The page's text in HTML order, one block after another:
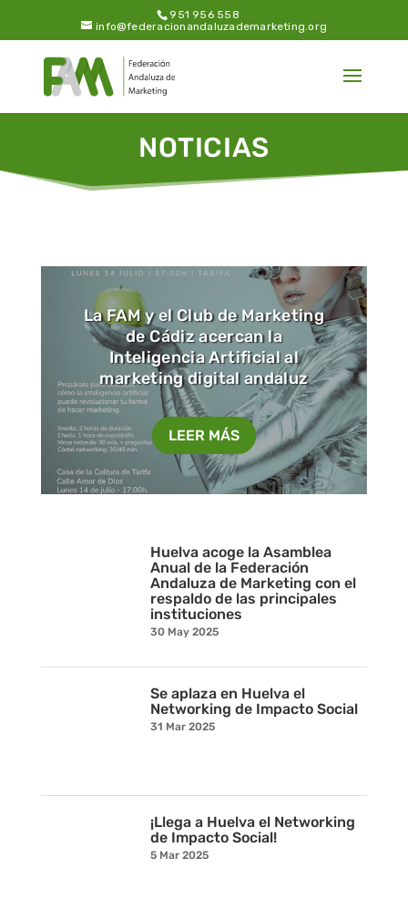
951 956 558
info@federacionandaluzademarketing.org
NOTICIAS
La FAM y el Club de Marketing
de Cádiz acercan la
Inteligencia Artificial al
marketing digital andaluz
LEER MÁS
Huelva acoge la Asamblea
Anual de la Federación
Andaluza de Marketing con el
respaldo de las principales
instituciones
30 May 2025
Se aplaza en Huelva el
Networking de Impacto Social
31 Mar 2025
¡Llega a Huelva el Networking
de Impacto Social!
5 Mar 2025